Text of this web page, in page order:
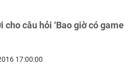
câu hỏi ‘Bao giờ có game
17:00:00